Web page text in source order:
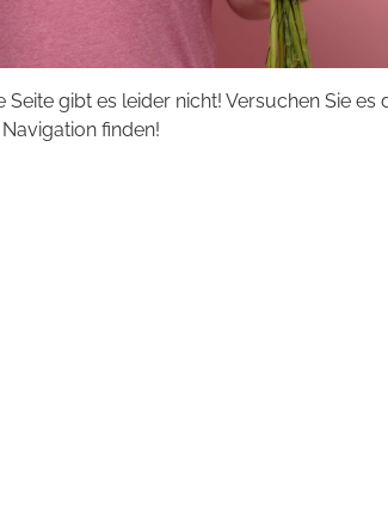
gibt es leider nicht! Versuchen Sie es
finden!